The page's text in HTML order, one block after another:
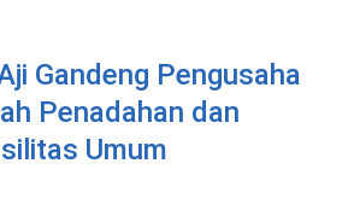
Gandeng Pengusaha
Penadahan dan
Umum